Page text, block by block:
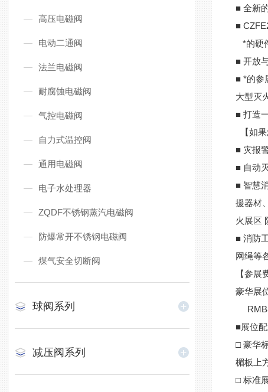
高压电磁阀
电动二通阀
法兰电磁阀
耐腐蚀电磁阀
气控电磁阀
自力式温控阀
通用电磁阀
电子水处理器
ZQDF不锈钢蒸汽电磁阀
防爆常开不锈钢电磁阀
煤气安全切断阀
球阀系列
减压阀系列
■ 全新
■
*的硬
■ 开放
■ *的参
大型灭
■ 打造
【如
■ 灾报
■ 自动
■ 智慧
援器材
火展区
■ 消防
网绳等
【参展
豪华展
■展位
□ 豪华
楣板上
□ 标准